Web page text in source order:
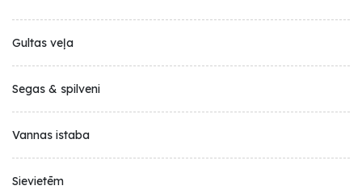
Gultas veļa
Segas & spilveni
Vannas istaba
Sievietēm